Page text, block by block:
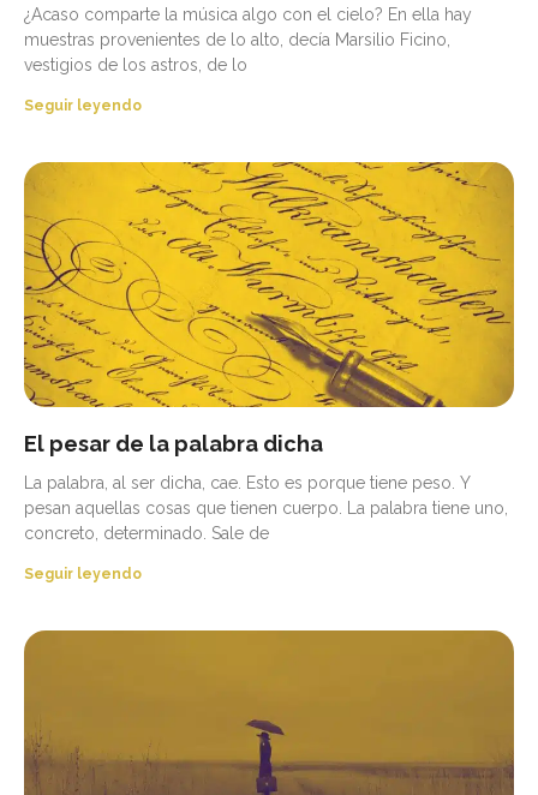
¿Acaso comparte la música algo con el cielo? En ella hay
muestras provenientes de lo alto, decía Marsilio Ficino,
vestigios de los astros, de lo
Seguir leyendo
El pesar de la palabra dicha
La palabra, al ser dicha, cae. Esto es porque tiene peso. Y
pesan aquellas cosas que tienen cuerpo. La palabra tiene uno,
concreto, determinado. Sale de
Seguir leyendo